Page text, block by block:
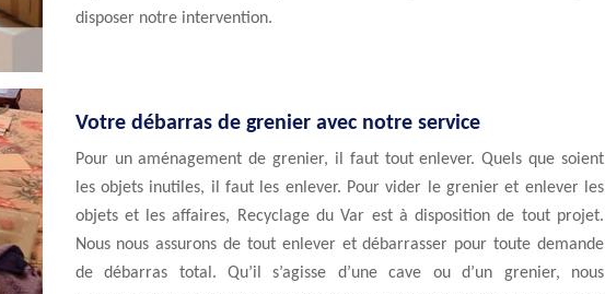
disposer notre intervention.
Votre débarras de grenier avec notre service
Pour un aménagement de grenier, il faut tout enlever. Quels que soient
les objets inutiles, il faut les enlever. Pour vider le grenier et enlever les
objets et les affaires, Recyclage du Var est à disposition de tout projet.
Nous nous assurons de tout enlever et débarrasser pour toute demande
de débarras total. Qu’il s’agisse d’une cave ou d’un grenier, nous